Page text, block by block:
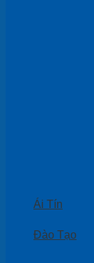
Ái Tín
Đào Tạo